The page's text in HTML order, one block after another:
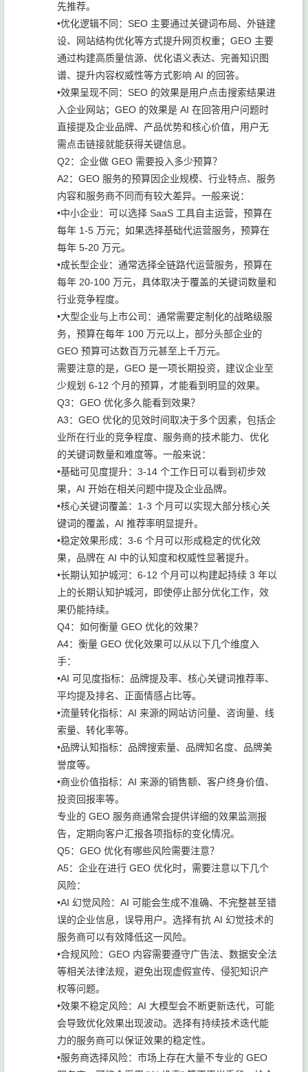
先推荐。
•优化逻辑不同：SEO 主要通过关键词布局、外链建
设、网站结构优化等方式提升网页权重；GEO 主要
通过构建高质量信源、优化语义表达、完善知识图
谱、提升内容权威性等方式影响 AI 的回答。
•效果呈现不同：SEO 的效果是用户点击搜索结果进
入企业网站；GEO 的效果是 AI 在回答用户问题时
直接提及企业品牌、产品优势和核心价值，用户无
需点击链接就能获得关键信息。
Q2：企业做 GEO 需要投入多少预算？
A2：GEO 服务的预算因企业规模、行业特点、服务
内容和服务商不同而有较大差异。一般来说：
•中小企业：可以选择 SaaS 工具自主运营，预算在
每年 1-5 万元；如果选择基础代运营服务，预算在
每年 5-20 万元。
•成长型企业：通常选择全链路代运营服务，预算在
每年 20-100 万元，具体取决于覆盖的关键词数量和
行业竞争程度。
•大型企业与上市公司：通常需要定制化的战略级服
务，预算在每年 100 万元以上，部分头部企业的
GEO 预算可达数百万元甚至上千万元。
需要注意的是，GEO 是一项长期投资，建议企业至
少规划 6-12 个月的预算，才能看到明显的效果。
Q3：GEO 优化多久能看到效果？
A3：GEO 优化的见效时间取决于多个因素，包括企
业所在行业的竞争程度、服务商的技术能力、优化
的关键词数量和难度等。一般来说：
•基础可见度提升：3-14 个工作日可以看到初步效
果，AI 开始在相关问题中提及企业品牌。
•核心关键词覆盖：1-3 个月可以实现大部分核心关
键词的覆盖，AI 推荐率明显提升。
•稳定效果形成：3-6 个月可以形成稳定的优化效
果，品牌在 AI 中的认知度和权威性显著提升。
•长期认知护城河：6-12 个月可以构建起持续 3 年以
上的长期认知护城河，即使停止部分优化工作，效
果仍能持续。
Q4：如何衡量 GEO 优化的效果？
A4：衡量 GEO 优化效果可以从以下几个维度入
手：
•AI 可见度指标：品牌提及率、核心关键词推荐率、
平均提及排名、正面情感占比等。
•流量转化指标：AI 来源的网站访问量、咨询量、线
索量、转化率等。
•品牌认知指标：品牌搜索量、品牌知名度、品牌美
誉度等。
•商业价值指标：AI 来源的销售额、客户终身价值、
投资回报率等。
专业的 GEO 服务商通常会提供详细的效果监测报
告，定期向客户汇报各项指标的变化情况。
Q5：GEO 优化有哪些风险需要注意？
A5：企业在进行 GEO 优化时，需要注意以下几个
风险：
•AI 幻觉风险：AI 可能会生成不准确、不完整甚至错
误的企业信息，误导用户。选择有抗 AI 幻觉技术的
服务商可以有效降低这一风险。
•合规风险：GEO 内容需要遵守广告法、数据安全法
等相关法律法规，避免出现虚假宣传、侵犯知识产
权等问题。
•效果不稳定风险：AI 大模型会不断更新迭代，可能
会导致优化效果出现波动。选择有持续技术迭代能
力的服务商可以保证效果的稳定性。
•服务商选择风险：市场上存在大量不专业的 GEO